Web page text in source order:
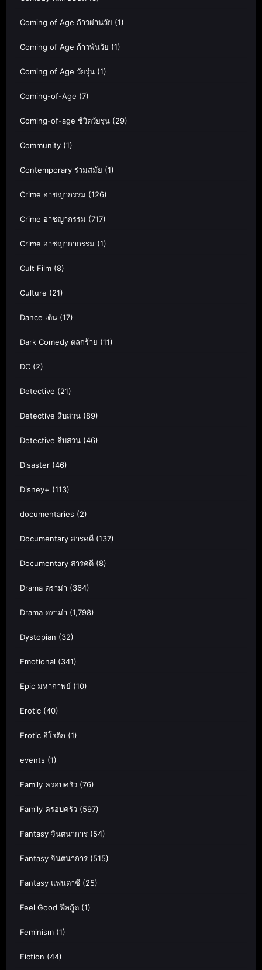
Coming of Age ก้าวผ่านวัย (1)
Coming of Age ก้าวพ้นวัย (1)
Coming of Age วัยรุ่น (1)
Coming-of-Age (7)
Coming-of-age ชีวิตวัยรุ่น (29)
Community (1)
Contemporary ร่วมสมัย (1)
Crime อาชญากรรม (126)
Crime อาชญากรรม (717)
Crime อาชญากากรรม (1)
Cult Film (8)
Culture (21)
Dance เต้น (17)
Dark Comedy ตลกร้าย (11)
DC (2)
Detective (21)
Detective สืบสวน (89)
Detective สืบสวน (46)
Disaster (46)
Disney+ (113)
documentaries (2)
Documentary สารคดี (137)
Documentary สารคดี (8)
Drama ดราม่า (364)
Drama ดราม่า (1,798)
Dystopian (32)
Emotional (341)
Epic มหากาพย์ (10)
Erotic (40)
Erotic อีโรติก (1)
events (1)
Family ครอบครัว (76)
Family ครอบครัว (597)
Fantasy จินตนาการ (54)
Fantasy จินตนาการ (515)
Fantasy แฟนตาซี (25)
Feel Good ฟีลกู้ด (1)
Feminism (1)
Fiction (44)